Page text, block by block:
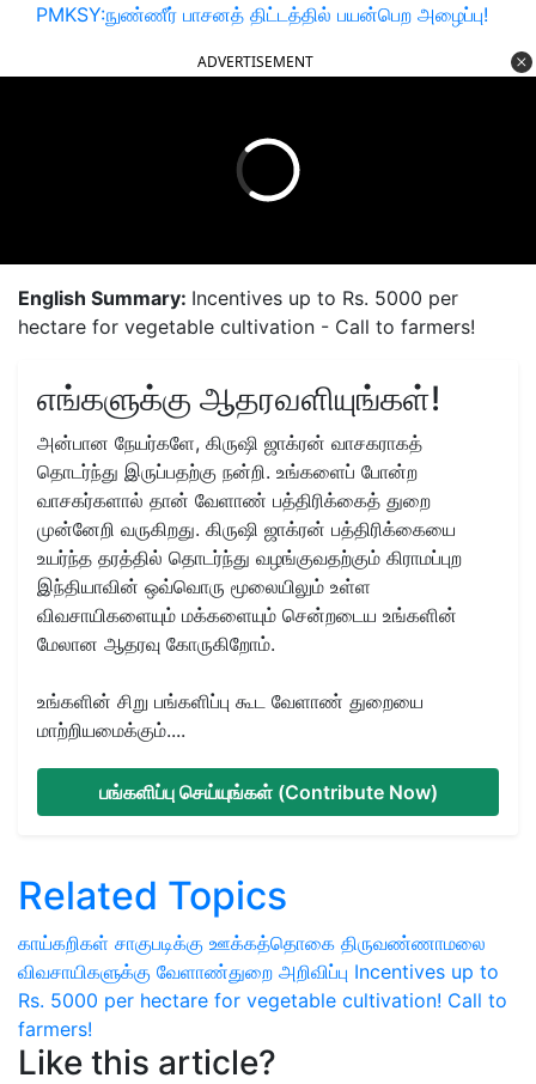
PMKSY:நுண்ணீர் பாசனத் திட்டத்தில் பயன்பெற அழைப்பு!
ADVERTISEMENT
English Summary: Incentives up to Rs. 5000 per
hectare for vegetable cultivation - Call to farmers!
எங்களுக்கு ஆதரவளியுங்கள்!
அன்பான நேயர்களே, கிருஷி ஜாக்ரன் வாசகராகத்
தொடர்ந்து இருப்பதற்கு நன்றி. உங்களைப் போன்ற
வாசகர்களால் தான் வேளாண் பத்திரிக்கைத் துறை
முன்னேறி வருகிறது. கிருஷி ஜாக்ரன் பத்திரிக்கையை
உயர்ந்த தரத்தில் தொடர்ந்து வழங்குவதற்கும் கிராமப்புற
இந்தியாவின் ஒவ்வொரு மூலையிலும் உள்ள
விவசாயிகளையும் மக்களையும் சென்றடைய உங்களின்
மேலான ஆதரவு கோருகிறோம்.
உங்களின் சிறு பங்களிப்பு கூட வேளாண் துறையை
மாற்றியமைக்கும்....
பங்களிப்பு செய்யுங்கள் (Contribute Now)
Related Topics
காய்கறிகள் சாகுபடிக்கு ஊக்கத்தொகை திருவண்ணாமலை
விவசாயிகளுக்கு வேளாண்துறை அறிவிப்பு Incentives up to
Rs. 5000 per hectare for vegetable cultivation! Call to
farmers!
Like this article?